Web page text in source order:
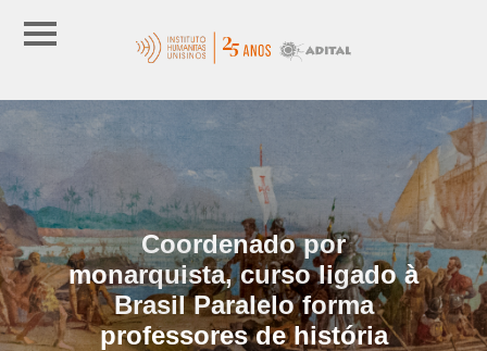
Coordenado por
monarquista, curso ligado à
Brasil Paralelo forma
professores de história